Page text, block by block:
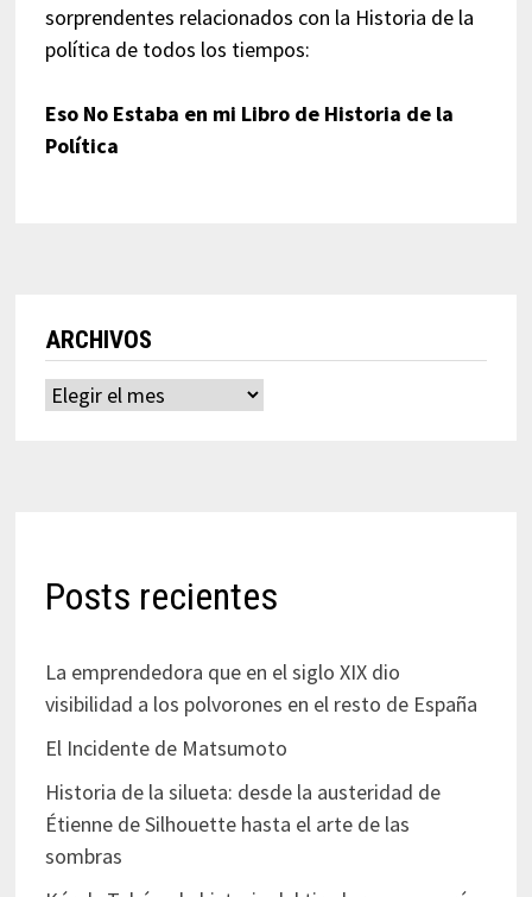
sorprendentes relacionados con la Historia de la
política de todos los tiempos:
Eso No Estaba en mi Libro de Historia de la
Política
ARCHIVOS
Archivos
Posts recientes
La emprendedora que en el siglo XIX dio
visibilidad a los polvorones en el resto de España
El Incidente de Matsumoto
Historia de la silueta: desde la austeridad de
Étienne de Silhouette hasta el arte de las
sombras